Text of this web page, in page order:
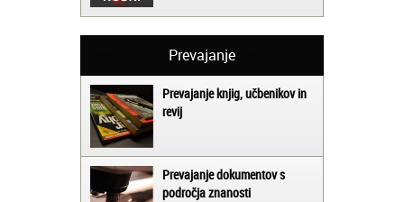
Prevajanje
Prevajanje knjig, učbenikov in
revij
Prevajanje dokumentov s
področja znanosti